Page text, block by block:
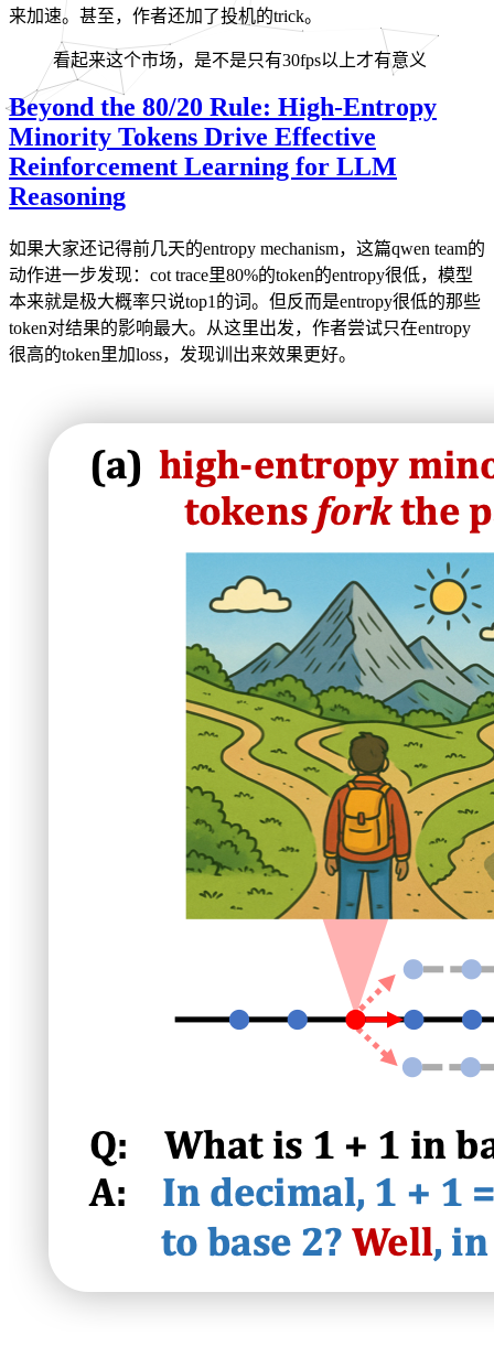
来加速。甚至，作者还加了投机的trick。
看起来这个市场，是不是只有30fps以上才有意义
Beyond the 80/20 Rule: High-Entropy
Minority Tokens Drive Effective
Reinforcement Learning for LLM
Reasoning
如果大家还记得前几天的entropy mechanism，这篇qwen team的
动作进一步发现：cot trace里80%的token的entropy很低，模型
本来就是极大概率只说top1的词。但反而是entropy很低的那些
token对结果的影响最大。从这里出发，作者尝试只在entropy
很高的token里加loss，发现训出来效果更好。